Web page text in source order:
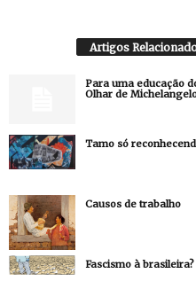
Artigos
Para uma educação
Olhar de
Tamo só
Causos de trabalho
Fascismo à brasileira?